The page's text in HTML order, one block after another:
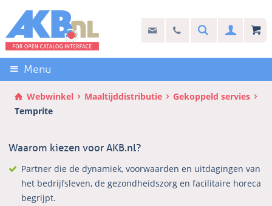
links
over
Direct
naar
de
inhoud
Direct
hoofdmenu
info@akb.nl
Stel uw vraag
030 69 50 814Search
Menu
Webwinkel Maaltijddistributie
Gekoppeld servies
Temprite
Waarom kiezen voor AKB.nl?
Partner die de dynamiek, voorwaarden en uitdagingen van
het bedrijfsleven, de gezondheidszorg en facilitaire horeca
begrijpt.